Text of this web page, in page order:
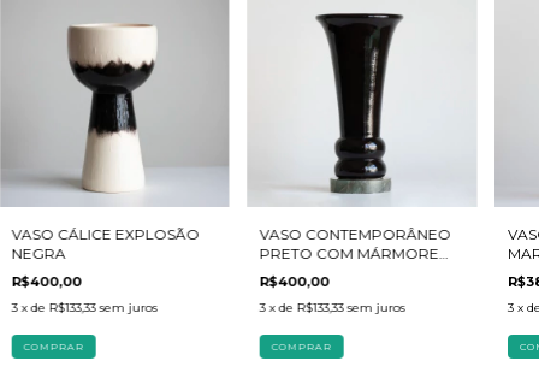
VASO CÁLICE EXPLOSÃO
NEGRA
R$400,00
3 x de R$133,33 sem juros
VASO CONTEMPORÂNEO
PRETO COM MÁRMORE
VERDE
R$400,00
3 x de R$133,33 sem juros 3 x